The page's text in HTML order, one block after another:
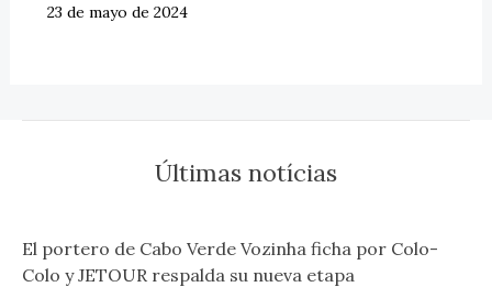
23 de mayo de 2024
Últimas notícias
El portero de Cabo Verde Vozinha ficha por Colo-
Colo y JETOUR respalda su nueva etapa